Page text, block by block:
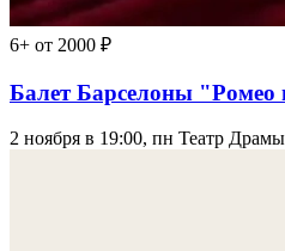
6+ от 2000 ₽
Балет Барселоны "Ромео
2 ноября в 19:00, пн Театр